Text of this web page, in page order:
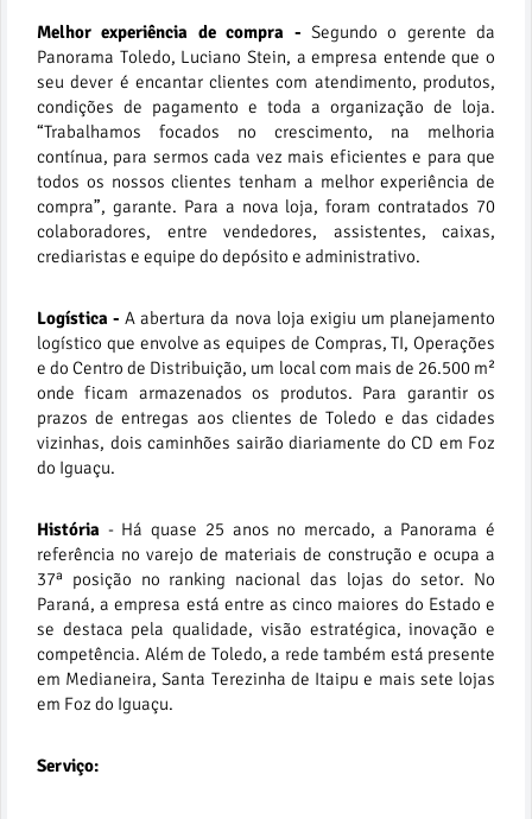
Melhor experiência de compra - Segundo o gerente da
Panorama Toledo, Luciano Stein, a empresa entende que o
seu dever é encantar clientes com atendimento, produtos,
condições de pagamento e toda a organização de loja.
“Trabalhamos focados no crescimento, na melhoria
contínua, para sermos cada vez mais eficientes e para que
todos os nossos clientes tenham a melhor experiência de
compra”, garante. Para a nova loja, foram contratados 70
colaboradores, entre vendedores, assistentes, caixas,
crediaristas e equipe do depósito e administrativo.
Logística -A abertura da nova loja exigiu um planejamento
logístico que envolve as equipes de Compras, TI, Operações
e do Centro de Distribuição, um local com mais de 26.500 m²
onde ficam armazenados os produtos. Para garantir os
prazos de entregas aos clientes de Toledo e das cidades
vizinhas, dois caminhões sairão diariamente do CD em Foz
do Iguaçu.
História - Há quase 25 anos no mercado, a Panorama é
referência no varejo de materiais de construção e ocupa a
37ª posição no ranking nacional das lojas do setor. No
Paraná, a empresa está entre as cinco maiores do Estado e
se destaca pela qualidade, visão estratégica, inovação e
competência. Além de Toledo, a rede também está presente
em Medianeira, Santa Terezinha de Itaipu e mais sete lojas
em Foz do Iguaçu.
Serviço: